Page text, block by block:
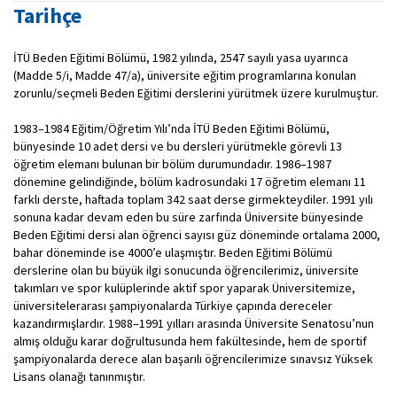
Tarihçe
İTÜ Beden Eğitimi Bölümü, 1982 yılında, 2547 sayılı yasa uyarınca
(Madde 5/i, Madde 47/a), üniversite eğitim programlarına konulan
zorunlu/seçmeli Beden Eğitimi derslerini yürütmek üzere kurulmuştur.
1983–1984 Eğitim/Öğretim Yılı’nda İTÜ Beden Eğitimi Bölümü,
bünyesinde 10 adet dersi ve bu dersleri yürütmek​le görevli 13
öğretim elemanı bulunan bir bölüm durumundadır. 1986–1987
dönemine gelindiğinde, bölüm kadrosundaki 17 öğretim elemanı 11
farklı derste, haftada toplam 342 saat derse girmekteydiler. 1991 yılı
sonuna kadar devam eden bu süre zarfında Üniversite bünyesinde
Beden Eğitimi dersi alan öğrenci sayısı güz döneminde ortalama 2000,
bahar döneminde ise 4000’e ulaşmıştır. Beden Eğitimi Bölümü
derslerine olan bu büyük ilgi sonucunda öğrencilerimiz, üniversite
takımları ve spor kulüplerinde aktif spor yaparak Üniversitemize,
üniversitelerarası şampiyonalarda Türkiye çapında dereceler
kazandırmışlardır. 1988–1991 yılları arasında Üniversite Senatosu’nun
almış olduğu karar doğrultusunda hem fakültesinde, hem de sportif
şampiyonalarda derece alan başarılı öğrencilerimize sınavsız Yüksek
Lisans olanağı tanınmıştır.